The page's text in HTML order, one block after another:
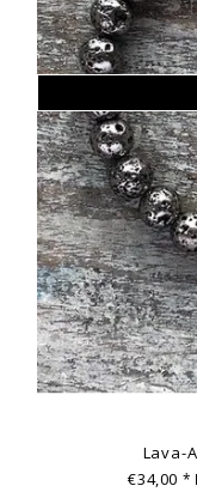
Lava-
€34,00 *